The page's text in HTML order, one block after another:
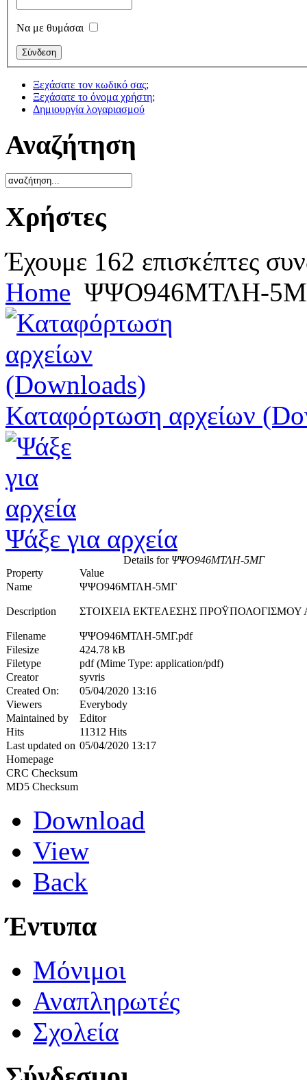
Να με θυμάσαι
Ξεχάσατε τον κωδικό σας;
Ξεχάσατε το όνομα χρήστη;
Δημιουργία λογαριασμού
Αναζήτηση
Χρήστες
Έχουμε 162 επισκέπτες
Home ΨΨΟ946ΜΤΛΗ-
Καταφόρτωση αρχείων
Ψάξε για αρχεία
Details forΨΨΟ946ΜΤΛΗ-5ΜΓ
Property
Value
Name
ΨΨΟ946ΜΤΛΗ-5ΜΓ
Description ΣΤΟΙΧΕΙΑ ΕΚΤΕΛΕΣΗΣ ΠΡΟΫΠΟΛΟΓΙΣΜΟΥ
Filename
ΨΨΟ946ΜΤΛΗ-5ΜΓ.pdf
Filesize
424.78 kB
Filetype
pdf (Mime Type: application/pdf)
Creator
syvris
Created On:
05/04/2020 13:16
Viewers
Everybody
Maintained by
Editor
Hits
11312 Hits
Last updated on 05/04/2020 13:17
Homepage
CRC Checksum
MD5 Checksum
Download
View
Back
Έντυπα
Μόνιμοι
Αναπληρωτές
Σχολεία